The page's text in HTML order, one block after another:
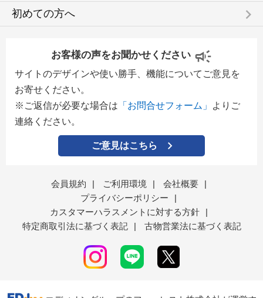
初めての方へ keyboard_arrow_right
お客様の声をお聞かせください
サイトのデザインや使い勝手、機能についてご意見を
お寄せください。
※ご返信が必要な場合は 「お問合せフォーム」
よりご
連絡ください。
ご意見はこちら
会員規約 | ご利用環境 | 会社概要
|
プライバシーポリシー
|
カスタマーハラスメントに対する方針
|
特定商取引法に基づく表記
| 古物営業法に基づく表記